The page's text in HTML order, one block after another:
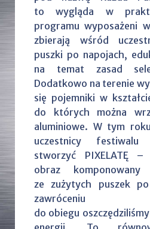
to wygląda w
programu wyposażeni
zbierają wśród
puszki po napojach,
na temat zasad
Dodatkowo na terenie
się pojemniki w
do których można
aluminiowe. W tym
uczestnicy
stworzyć PIXELATĘ
obraz
ze zużytych puszek
zawróceniu
do obiegu